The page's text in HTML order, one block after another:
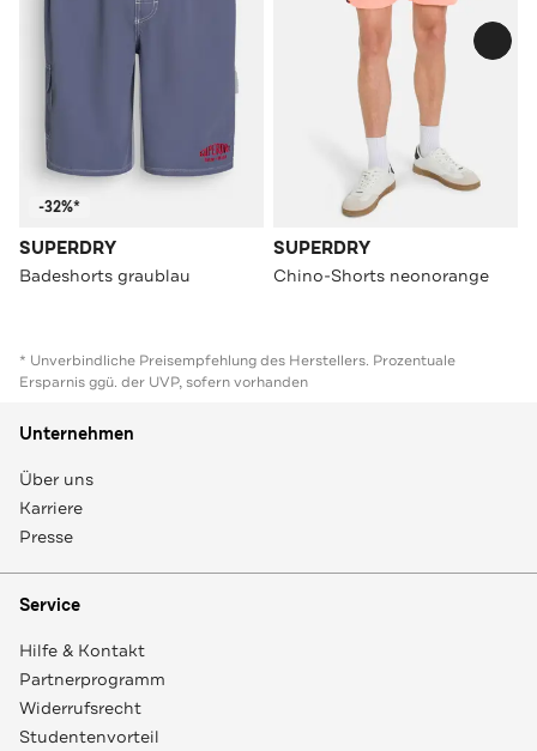
-32%*
SUPERDRY
Badeshorts graublau
SUPERDRY
Chino-Shorts neonorange
* Unverbindliche Preisempfehlung des Herstellers. Prozentuale
Ersparnis ggü. der UVP, sofern vorhanden
Unternehmen
Über uns
Karriere
Presse
Service
Hilfe & Kontakt
Partnerprogramm
Widerrufsrecht
Studentenvorteil